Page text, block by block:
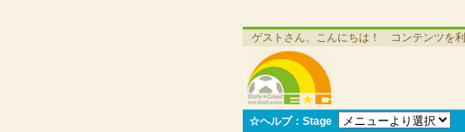
ゲストさん、こんにちは！ コンテンツを
☆ヘルプ：Stage